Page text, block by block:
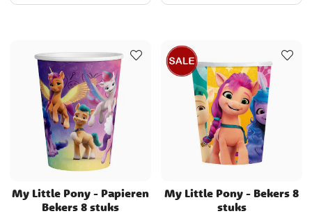
My Little Pony - Papieren
Bekers 8 stuks
My Little Pony - Bekers 8
stuks